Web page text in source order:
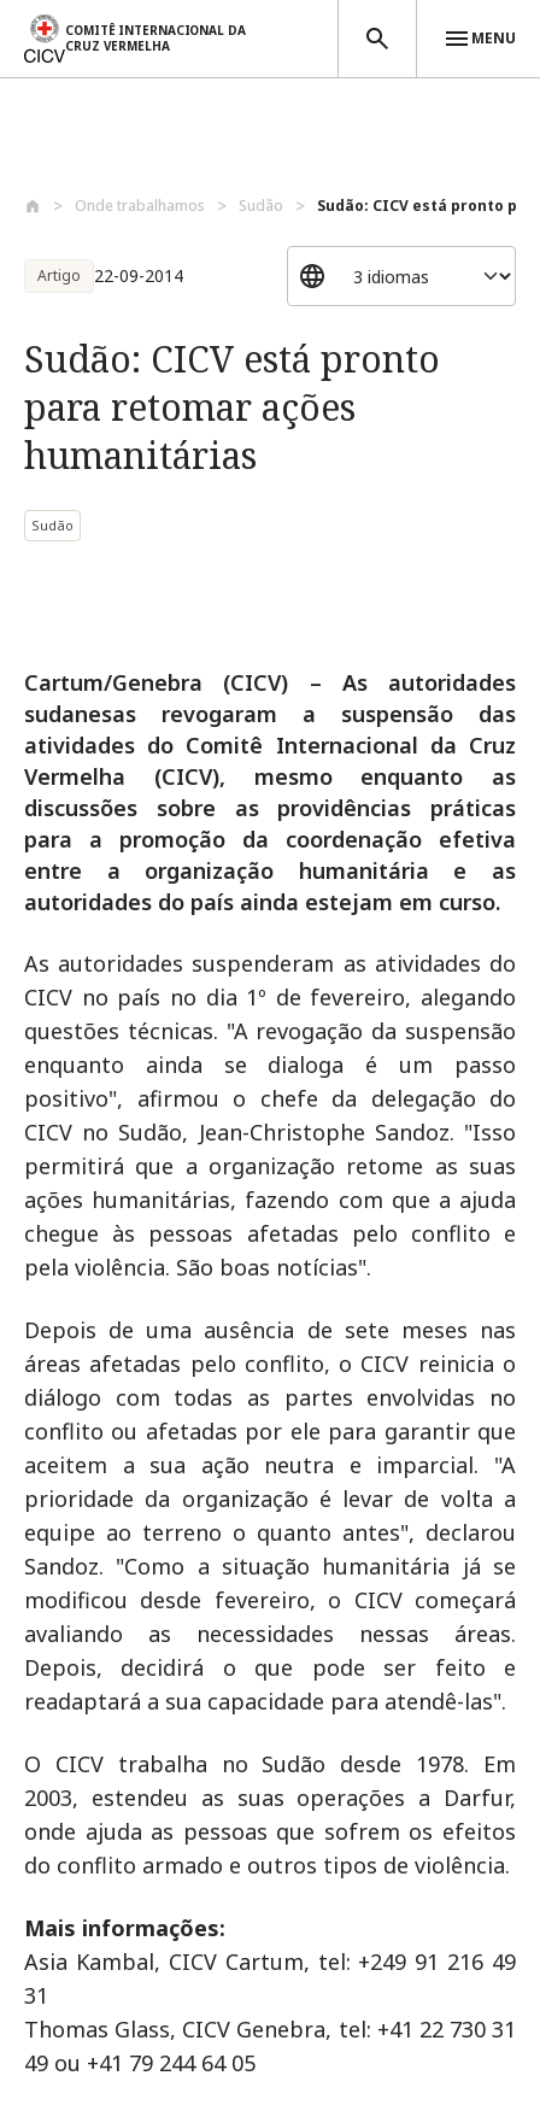
COMITÊ INTERNACIONAL DA
CRUZ VERMELHA
MENU
Onde trabalhamos Sudão Sudão: CICV está pronto
Artigo 22-09-2014
Sudão: CICV está pronto
para retomar ações
humanitárias
Sudão
Cartum/Genebra (CICV) – As autoridades
sudanesas revogaram a suspensão das
atividades do Comitê Internacional da Cruz
Vermelha (CICV), mesmo enquanto as
discussões sobre as providências práticas
para a promoção da coordenação efetiva
entre a organização humanitária e as
autoridades do país ainda estejam em curso.
As autoridades suspenderam as atividades do
CICV no país no dia 1º de fevereiro, alegando
questões técnicas. "A revogação da suspensão
enquanto ainda se dialoga é um passo
positivo", afirmou o chefe da delegação do
CICV no Sudão, Jean-Christophe Sandoz. "Isso
permitirá que a organização retome as suas
ações humanitárias, fazendo com que a ajuda
chegue às pessoas afetadas pelo conflito e
pela violência. São boas notícias".
Depois de uma ausência de sete meses nas
áreas afetadas pelo conflito, o CICV reinicia o
diálogo com todas as partes envolvidas no
conflito ou afetadas por ele para garantir que
aceitem a sua ação neutra e imparcial. "A
prioridade da organização é levar de volta a
equipe ao terreno o quanto antes", declarou
Sandoz. "Como a situação humanitária já se
modificou desde fevereiro, o CICV começará
avaliando as necessidades nessas áreas.
Depois, decidirá o que pode ser feito e
readaptará a sua capacidade para atendê-las".
O CICV trabalha no Sudão desde 1978. Em
2003, estendeu as suas operações a Darfur,
onde ajuda as pessoas que sofrem os efeitos
do conflito armado e outros tipos de violência.
Mais informações:
Asia Kambal, CICV Cartum, tel: +249 91 216 49
31
Thomas Glass, CICV Genebra, tel: +41 22 730 31
49 ou +41 79 244 64 05